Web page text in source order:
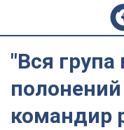
"Вся група
командир